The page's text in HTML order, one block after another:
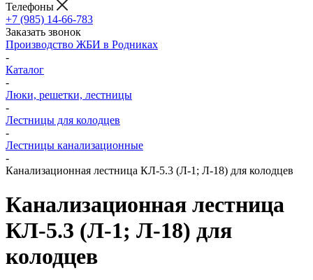
Телефоны
+7 (985) 14-66-783
Заказать звонок
Производство ЖБИ в Родниках
-
Каталог
-
Люки, решетки, лестницы
-
Лестницы для колодцев
-
Лестницы канализационные
-
Канализационная лестница КЛ-5.3 (Л-1; Л-18) для колодцев
Канализационная лестница
КЛ-5.3 (Л-1; Л-18) для
колодцев